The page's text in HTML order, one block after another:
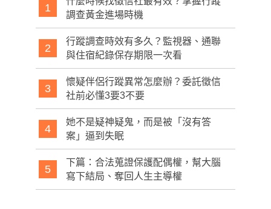
1
調查黃金進場時機
2
行蹤調查時效有多久？監視器、通聯
與住宿紀錄保存期限一次看
3
懷疑伴侶行蹤異常怎麼辦？委託徵信
社前必懂3要3不要
4
她不是疑神疑鬼，而是被「沒有答
案」逼到失眠
5
下篇：合法蒐證保護配偶權，幫大腦
寫下結局、奪回人生主導權